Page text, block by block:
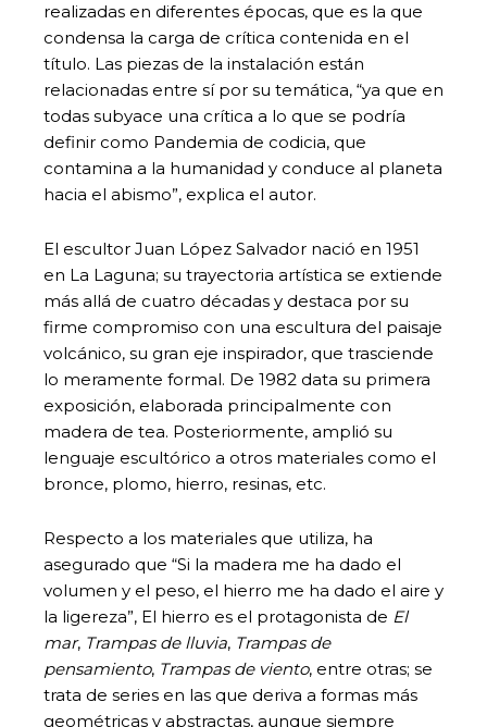
realizadas en diferentes épocas, que es la que
condensa la carga de crítica contenida en el
título. Las piezas de la instalación están
relacionadas entre sí por su temática, “ya que en
todas subyace una crítica a lo que se podría
definir como Pandemia de codicia, que
contamina a la humanidad y conduce al planeta
hacia el abismo”, explica el autor.
El escultor Juan López Salvador nació en 1951
en La Laguna; su trayectoria artística se extiende
más allá de cuatro décadas y destaca por su
firme compromiso con una escultura del paisaje
volcánico, su gran eje inspirador, que trasciende
lo meramente formal. De 1982 data su primera
exposición, elaborada principalmente con
madera de tea. Posteriormente, amplió su
lenguaje escultórico a otros materiales como el
bronce, plomo, hierro, resinas, etc.
Respecto a los materiales que utiliza, ha
asegurado que “Si la madera me ha dado el
volumen y el peso, el hierro me ha dado el aire y
la ligereza”, El hierro es el protagonista de El
mar, Trampas de lluvia, Trampas de
pensamiento, Trampas de viento, entre otras; se
trata de series en las que deriva a formas más
geométricas y abstractas, aunque siempre